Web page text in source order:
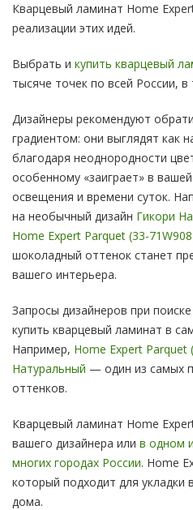
Кварцевый ламинат Home
реализации этих идей.
Выбрать и купить кварцевый
тысяче точек по всей России,
Дизайнеры рекомендуют
градиентом: они выглядят как
благодаря неоднородности
особенному «заиграет» в
освещения и времени суток.
на необычный дизайн Гикори
Home Expert Parquet (33-
шоколадный оттенок станет
вашего интерьера.
Запросы дизайнеров при
купить кварцевый ламинат в
Например, Home Expert Parquet
Натуральный — один из самых
оттенков.
Кварцевый ламинат Home
вашего дизайнера или в одном
многих городах России. Home
который подходит для укладки
дома.